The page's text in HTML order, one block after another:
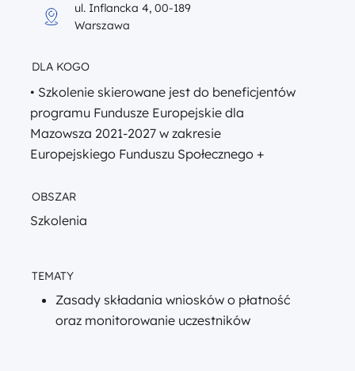
DLA KOGO
• Szkolenie skierowane jest do beneficjentów
programu Fundusze Europejskie dla
Mazowsza 2021-2027 w zakresie
Europejskiego Funduszu Społecznego +
OBSZAR
Szkolenia
TEMATY
Zasady składania wniosków o płatność
oraz monitorowanie uczestników
ul. Inflancka 4, 00-189
Warszawa